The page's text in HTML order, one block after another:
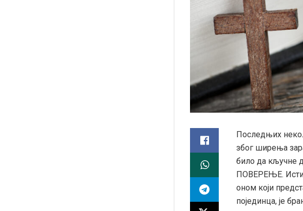
Последњих
због ширења
било да кључне
ПОВЕРЕЊЕ.
оном који
појединца, је